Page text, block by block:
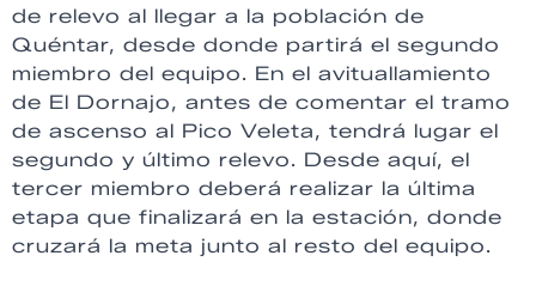
de relevo al llegar a la población de
Quéntar, desde donde partirá el segundo
miembro del equipo. En el avituallamiento
de El Dornajo, antes de comentar el tramo
de ascenso al Pico Veleta, tendrá lugar el
segundo y último relevo. Desde aquí, el
tercer miembro deberá realizar la última
etapa que finalizará en la estación, donde
cruzará la meta junto al resto del equipo.